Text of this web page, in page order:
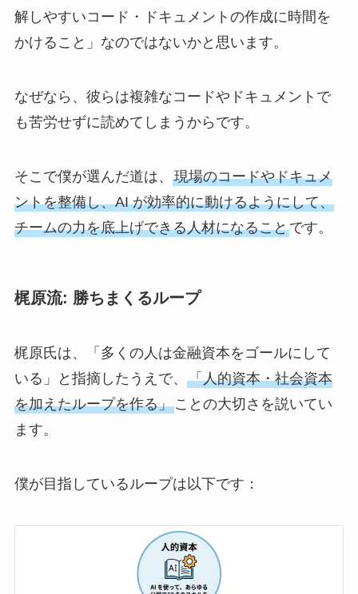
解しやすいコード・ドキュメントの作成に時間を
かけること」なのではないかと思います。
なぜなら、彼らは複雑なコードやドキュメントで
も苦労せずに読めてしまうからです。
そこで僕が選んだ道は、 現場のコードやドキュメ
ントを整備し、AI が効率的に動けるようにして、
チームの力を底上げできる人材になることです。
梶原流: 勝ちまくるループ
梶原氏は、「多くの人は金融資本をゴールにして
いる」と指摘したうえで、 「人的資本・社会資本
を加えたループを作る」ことの大切さを説いてい
ます。
僕が目指しているループは以下です：